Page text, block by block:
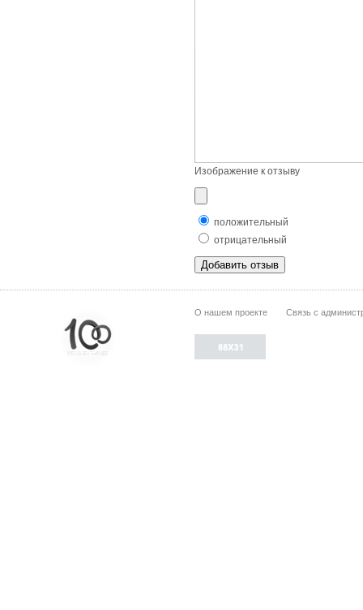
Изображение к отзыву
положительный
отрицательный
О нашем проекте Связь с